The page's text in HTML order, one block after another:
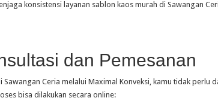
konsistensi layanan sablon kaos murah di Sawangan
dan Pemesanan
Ceria melalui Maximal Konveksi, kamu tidak perlu
bisa dilakukan secara online: